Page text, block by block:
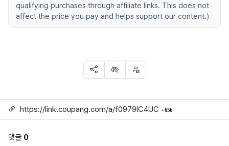
qualifying purchases through affiliate links. This does not
affect the price you pay and helps support our content.)
SNS 공유
신고 차단
링크
https://link.coupang.com/a/f0979IC4UC 656회 연결
댓글 0